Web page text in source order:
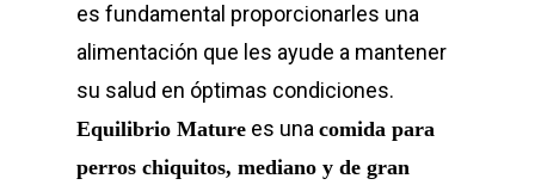
es fundamental proporcionarles una
alimentación que les ayude a mantener
su salud en óptimas condiciones.
Equilibrio Mature es una comida para
perros chiquitos, mediano y de gran